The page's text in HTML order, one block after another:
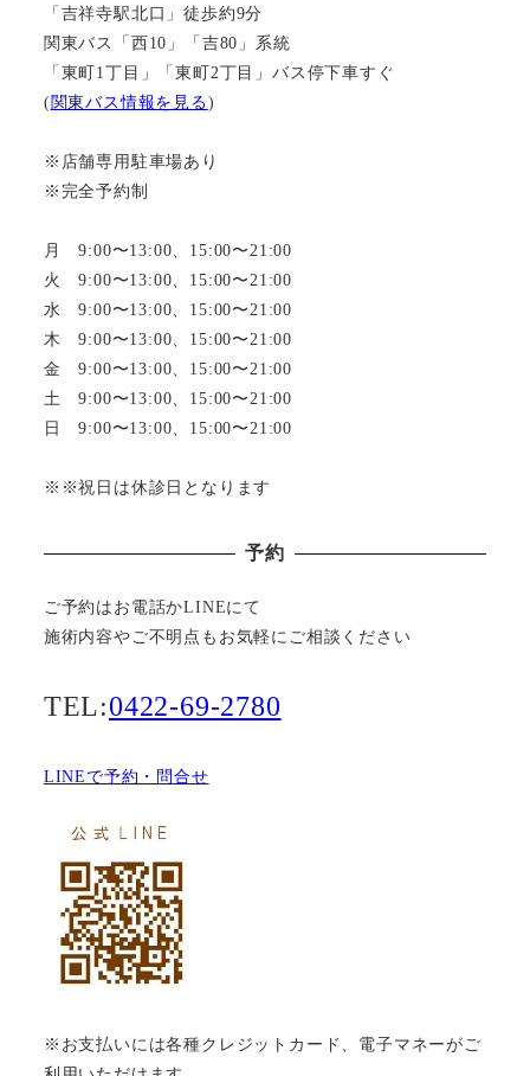
「吉祥寺駅北口」徒歩約9分
関東バス「西10」「吉80」系統
「東町1丁目」「東町2丁目」バス停下車すぐ
(関東バス情報を見る)
※店舗専用駐車場あり
※完全予約制
月 9:00〜13:00、15:00〜21:00
火 9:00〜13:00、15:00〜21:00
水 9:00〜13:00、15:00〜21:00
木 9:00〜13:00、15:00〜21:00
金 9:00〜13:00、15:00〜21:00
土 9:00〜13:00、15:00〜21:00
日 9:00〜13:00、15:00〜21:00
※※祝日は休診日となります
予約
ご予約はお電話かLINEにて
施術内容やご不明点もお気軽にご相談ください
TEL:0422-69-2780
LINEで予約・問合せ
※お支払いには各種クレジットカード、電子マネーがご